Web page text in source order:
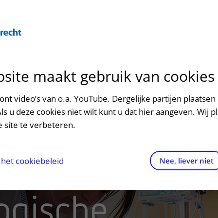
patiëntportaal
het ziekenhuis
en voorzieningen
en veiligheid
Contact en route
Contactgegevens
Contact met polikliniek
Verwijzers
Teleconsult aanvragen
Zorgverlenersportaal
UMC Utrecht Over ons ErvaringenRegionale zorg
maakt gebruik van cookies
video’s van o.a. YouTube. Dergelijke partijen
u deze cookies niet wilt kunt u dat hier aangeven. Wij
site te verbeteren.
cookiebeleid Nee, liever niet